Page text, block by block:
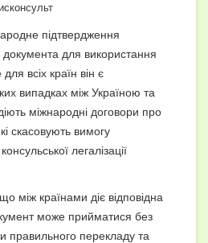
підтвердження
документа для використання
всіх країн він є
випадках між Україною та
міжнародні договори про
скасовують вимогу
легалізації
між країнами діє відповідна
може прийматися без
правильного перекладу та